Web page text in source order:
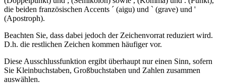
die beiden französischen Accents ´ (aigu) und ` (grave) und '
(Apostroph).
Beachten Sie, dass dabei jedoch der Zeichenvorrat reduziert wird.
D.h. die restlichen Zeichen kommen häufiger vor.
Diese Ausschlussfunktion ergibt überhaupt nur einen Sinn, sofern
Sie Kleinbuchstaben, Großbuchstaben und Zahlen zusammen
auswählen.